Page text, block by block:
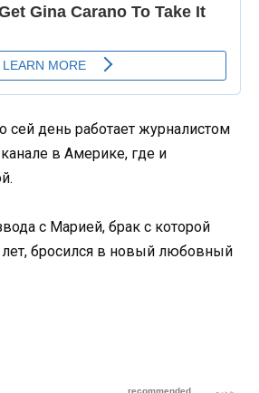
сей день работает журналистом
в Америке, где и
с Марией, брак с которой
бросился в новый любовный